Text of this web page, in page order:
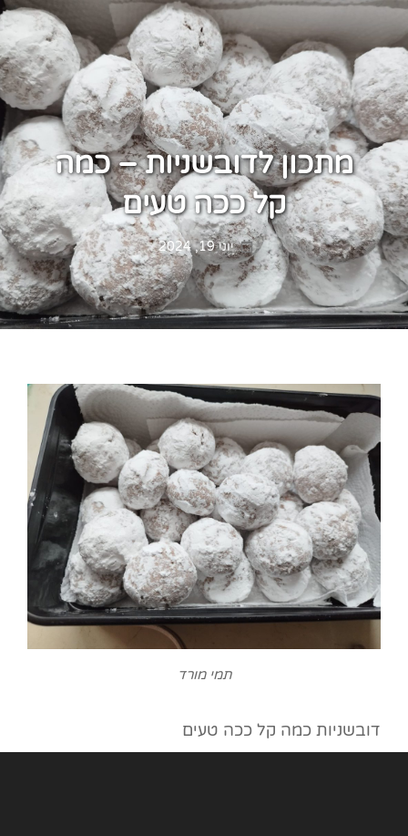
מתכון לדובשניות – כמה
קל ככה טעים
Posted
on
יוני 19, 2024
תמי מורד
דובשניות כמה קל ככה טעים